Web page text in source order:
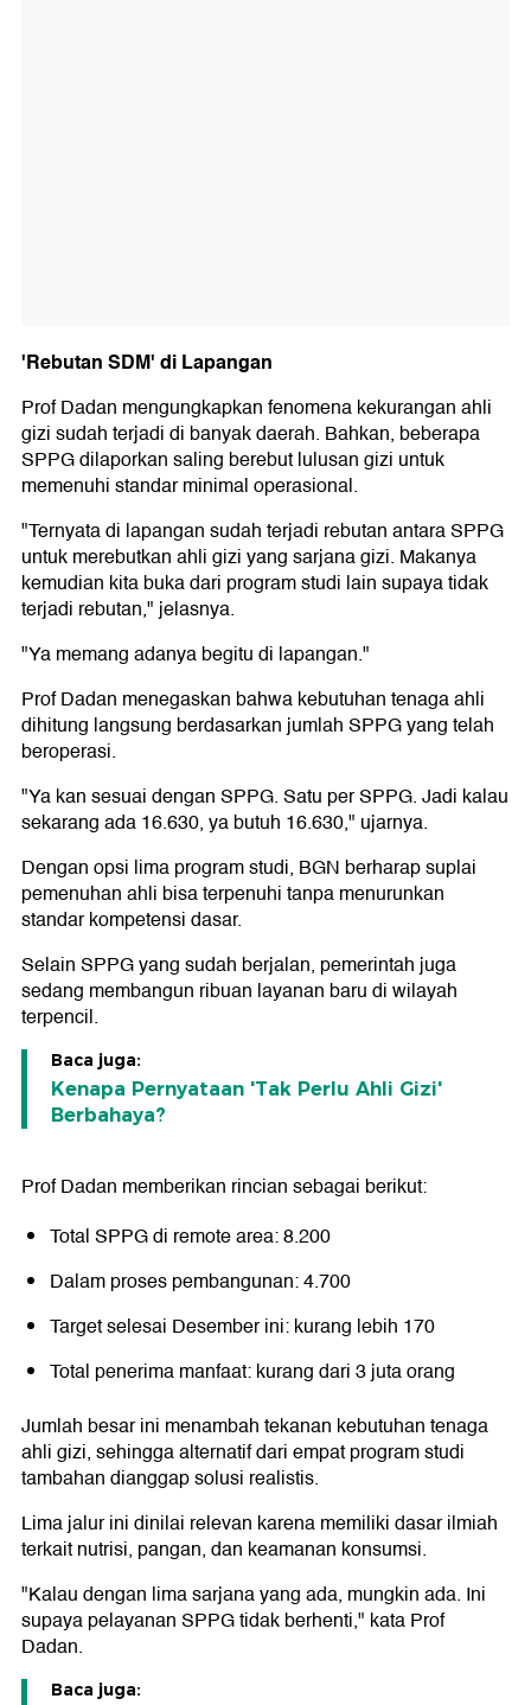
'Rebutan SDM' di Lapangan
Prof Dadan mengungkapkan fenomena kekurangan ahli
gizi sudah terjadi di banyak daerah. Bahkan, beberapa
SPPG dilaporkan saling berebut lulusan gizi untuk
memenuhi standar minimal operasional.
"Ternyata di lapangan sudah terjadi rebutan antara SPPG
untuk merebutkan ahli gizi yang sarjana gizi. Makanya
kemudian kita buka dari program studi lain supaya tidak
terjadi rebutan," jelasnya.
"Ya memang adanya begitu di lapangan."
Prof Dadan menegaskan bahwa kebutuhan tenaga ahli
dihitung langsung berdasarkan jumlah SPPG yang telah
beroperasi.
"Ya kan sesuai dengan SPPG. Satu per SPPG. Jadi kalau
sekarang ada 16.630, ya butuh 16.630," ujarnya.
Dengan opsi lima program studi, BGN berharap suplai
pemenuhan ahli bisa terpenuhi tanpa menurunkan
standar kompetensi dasar.
Selain SPPG yang sudah berjalan, pemerintah juga
sedang membangun ribuan layanan baru di wilayah
terpencil.
Baca juga:
Kenapa Pernyataan 'Tak Perlu Ahli Gizi'
Berbahaya?
Prof Dadan memberikan rincian sebagai berikut:
Total SPPG di remote area: 8.200
Dalam proses pembangunan: 4.700
Target selesai Desember ini: kurang lebih 170
Total penerima manfaat: kurang dari 3 juta orang
Jumlah besar ini menambah tekanan kebutuhan tenaga
ahli gizi, sehingga alternatif dari empat program studi
tambahan dianggap solusi realistis.
Lima jalur ini dinilai relevan karena memiliki dasar ilmiah
terkait nutrisi, pangan, dan keamanan konsumsi.
"Kalau dengan lima sarjana yang ada, mungkin ada. Ini
supaya pelayanan SPPG tidak berhenti," kata Prof
Dadan.
Baca juga: